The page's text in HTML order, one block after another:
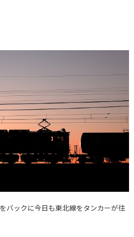
バックに今日も東北線をタンカーが往